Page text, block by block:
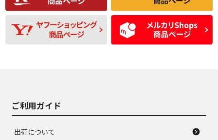
D
使用感や目立つ傷が
あり、一般的な中古
品
D
残り溝も少なく、偏
磨耗がみられ、短期
間使用できるくらい
の中古品
ご利用ガイド
出荷について